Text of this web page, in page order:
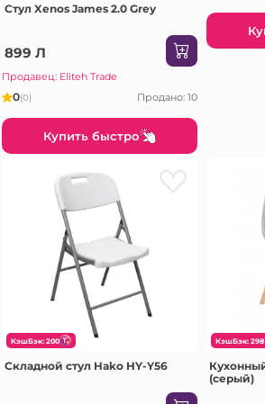
Стул Xenos James 2.0 Grey
899 Л
Продавец: Eliteh Trade
0(0) Продано: 10
Купить быстро
КэшБэк: 200
Складной стул Hako HY-Y56
КэшБэк: 298
(серый)